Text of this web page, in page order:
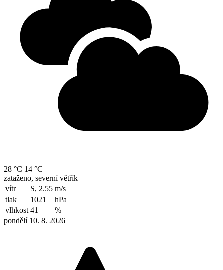
28 °C 14 °C
zataženo, severní větřík
vítr
S, 2.55 m/s
tlak
1021
hPa
vlhkost 41
%
pondělí 10. 8. 2026